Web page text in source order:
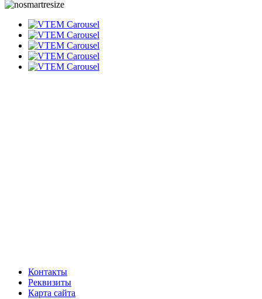
Контакты
Реквизиты
Карта сайта